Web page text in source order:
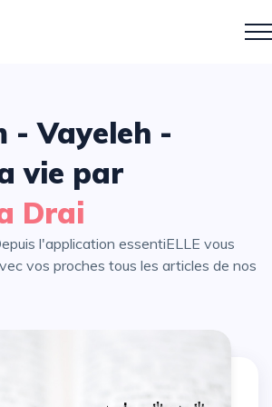
- Vayeleh -
vie par
Drai
vos proches tous les articles de nos